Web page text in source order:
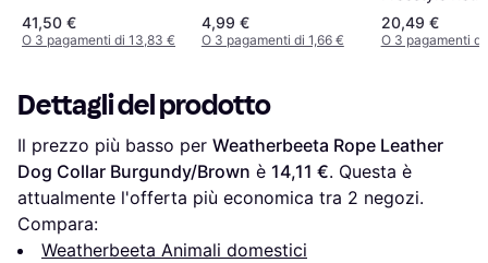
41,50 €
O 3 pagamenti di 13,83 €
4,99 €
O 3 pagamenti di 1,66 €
1.70 m x Ø 1
20,49 €
O 3 pagamenti
Dettagli del prodotto
Il prezzo più basso per Weatherbeeta Rope Leather
Dog Collar Burgundy/Brown è 14,11 €. Questa è
attualmente l'offerta più economica tra 2 negozi.
Compara:
Weatherbeeta Animali domestici